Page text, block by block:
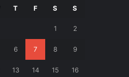
T F S S
1 2
6 7 8 9
13 14 15 16